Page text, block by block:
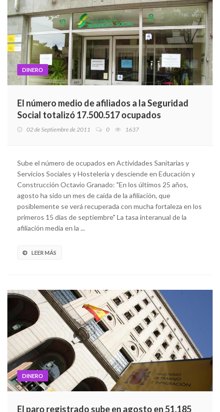
DINERO
El número medio de afiliados a la Seguridad
Social totalizó 17.500.517 ocupados
02 de Septiembre de 2011 0 1637
Sube el número de ocupados en Actividades Sanitarias y
Servicios Sociales y Hostelería y desciende en Educación y
Construcción Octavio Granado: "En los últimos 25 años,
agosto ha sido un mes de caída de la afiliación, que
posiblemente se verá recuperada con mucha fortaleza en los
primeros 15 días de septiembre" La tasa interanual de la
afiliación media en la ...
LEER MÁS
DINERO
El paro registrado sube en agosto en 51.185